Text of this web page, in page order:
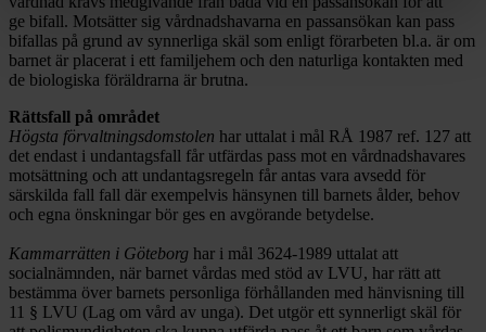
ge bifall. Motsätter sig vårdnadshavarna en passansökan kan pass
bifallas på grund av synnerliga skäl som enligt förarbeten bl.a. är om
barnet är placerat i ett familjehem och den naturliga kontakten med
de biologiska föräldrarna är brutna.
Rättsfall på området
Högsta förvaltningsdomstolen har uttalat i mål RÅ 1987 ref. 127 att
det endast i undantagsfall får utfärdas pass mot en vårdnadshavares
motsättning och att undantagsregeln får antas vara avsedd för
särskilda fall fall där exempelvis hänsynen till barnets ålder, behov
och egna önskningar bör ges en avgörande betydelse.
Kammarrätten i Göteborg har i mål 3624-1989 uttalat att
socialnämnden, när barnet vårdas med stöd av LVU, har rätt att
bestämma över barnets personliga förhållanden med hänvisning till
11 § LVU (Lag om vård av unga). Det utgör ett synnerligt skäl för